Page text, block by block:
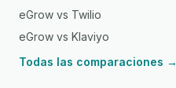
eGrow vs Twilio
eGrow vs Klaviyo
Todas las comparaciones →